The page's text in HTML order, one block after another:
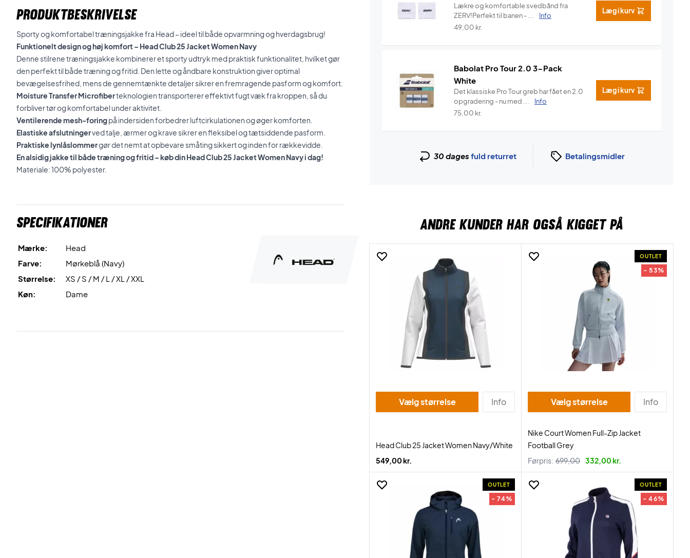
PRODUKTBESKRIVELSE
Sporty og komfortabel træningsjakke fra Head – ideel til både opvarmning og hverdagsbrug!
Funktionelt design og høj komfort – Head Club 25 Jacket Women Navy
Denne stilrene træningsjakke kombinerer et sporty udtryk med praktisk funktionalitet, hvilket gør
den perfekt til både træning og fritid. Den lette og åndbare konstruktion giver optimal
bevægelsesfrihed, mens de gennemtænkte detaljer sikrer en fremragende pasform og komfort.
Moisture Transfer Microfiberteknologien transporterer effektivt fugt væk fra kroppen, så du
forbliver tør og komfortabel under aktivitet.
Ventilerende mesh-foringpå indersiden forbedrer luftcirkulationen og øger komforten.
Elastiske afslutningerved talje, ærmer og krave sikrer en fleksibel og tætsiddende pasform.
Praktiske lynlåslommergør det nemt at opbevare småting sikkert og inden for rækkevidde.
En alsidig jakke til både træning og fritid – køb din Head Club 25 Jacket Women Navy i dag!
Materiale: 100% polyester.
Specifikationer
Mærke:
Head
Farve:
Mørkeblå (Navy)
Størrelse:
XS / S / M / L / XL / XXL
Køn:
Dame
Lækre og komfortable svedbånd fra
ZERV!Perfekt til banen - ...
Info
49,00 kr.
Læg i kurv
Babolat Pro Tour 2.0 3-Pack
White
Det klassiske Pro Tour greb har fået en 2.0
opgradering - nu med ...
Info
75,00 kr.
Læg i kurv
30 dages fuld returret Betalingsmidler
ANDRE KUNDER HAR OGSÅ KIGGET PÅ
Vælg størrelse Info
Head Club 25 Jacket Women Navy/White
549,00 kr.
OUTLET
- 53%
Vælg størrelse Info
Nike Court Women Full-Zip Jacket
Football Grey
Førpris: 699,00 332,00 kr.
OUTLET
- 74%
OUTLET
- 46%